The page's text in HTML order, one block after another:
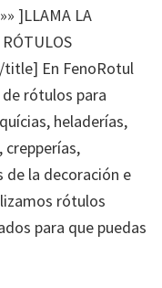
]LLAMA LA
title] En FenoRotul
rótulos para
heladerías,
crepperías,
de la decoración e
rótulos
para que puedas